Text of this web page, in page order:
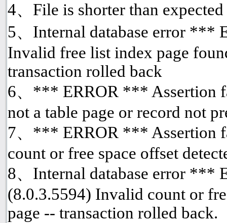
4、File is shorter than expected
5、Internal database error ***
Invalid free list index page
transaction rolled back
6、*** ERROR *** Assertion
not a table page or record not
7、*** ERROR *** Assertion
count or free space offset
8、Internal database error ***
(8.0.3.5594) Invalid count or
page -- transaction rolled back.